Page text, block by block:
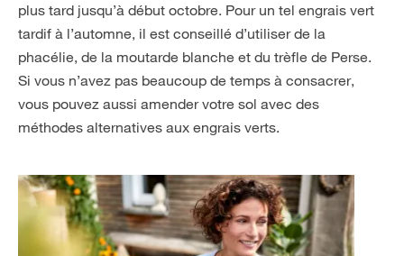
plus tard jusqu’à début octobre. Pour un tel engrais vert
tardif à l’automne, il est conseillé d’utiliser de la
phacélie, de la moutarde blanche et du trèfle de Perse.
Si vous n’avez pas beaucoup de temps à consacrer,
vous pouvez aussi amender votre sol avec des
méthodes alternatives aux engrais verts.